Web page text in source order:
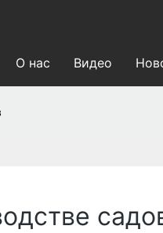
О нас Видео